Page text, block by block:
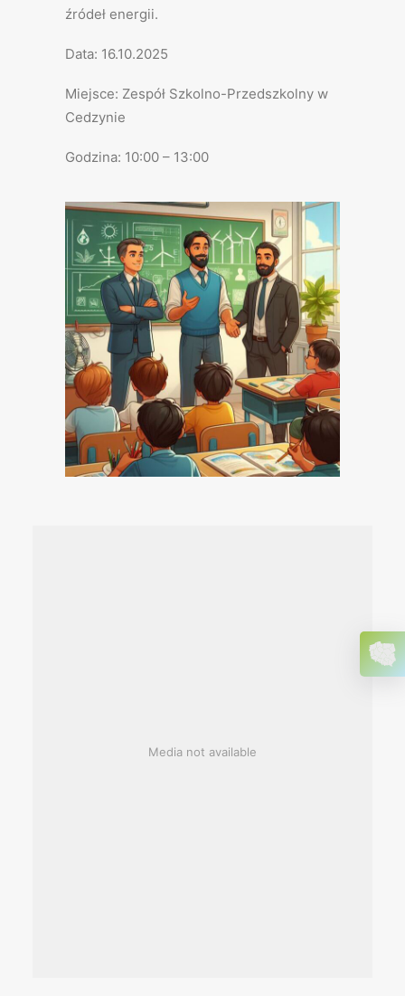
źródeł energii.
Data: 16.10.2025
Miejsce: Zespół Szkolno-Przedszkolny w
Cedzynie
Godzina: 10:00 – 13:00
Media not available